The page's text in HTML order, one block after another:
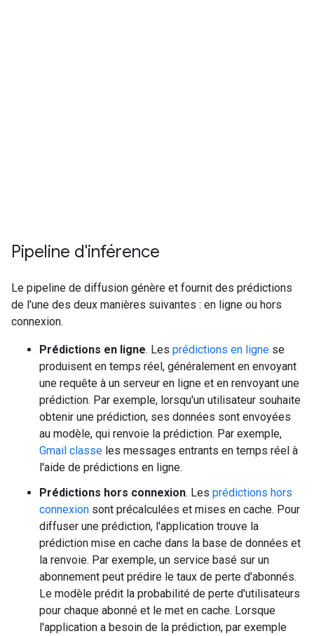
Pipeline d'inférence
Le pipeline de diffusion génère et fournit des prédictions
de l'une des deux manières suivantes : en ligne ou hors
connexion.
Prédictions en ligne. Les prédictions en ligne se
produisent en temps réel, généralement en envoyant
une requête à un serveur en ligne et en renvoyant une
prédiction. Par exemple, lorsqu'un utilisateur souhaite
obtenir une prédiction, ses données sont envoyées
au modèle, qui renvoie la prédiction. Par exemple,
Gmail classe les messages entrants en temps réel à
l'aide de prédictions en ligne.
Prédictions hors connexion. Les prédictions hors
connexion sont précalculées et mises en cache. Pour
diffuser une prédiction, l'application trouve la
prédiction mise en cache dans la base de données et
la renvoie. Par exemple, un service basé sur un
abonnement peut prédire le taux de perte d'abonnés.
Le modèle prédit la probabilité de perte d'utilisateurs
pour chaque abonné et le met en cache. Lorsque
l'application a besoin de la prédiction, par exemple